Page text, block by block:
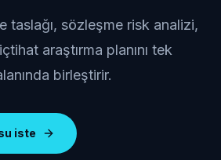
taslağı, sözleşme risk analizi,
araştırma planını tek
birleştirir.
iste